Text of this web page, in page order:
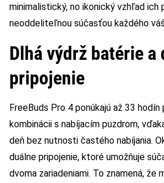
minimalistický, no ikonický vzhľad ich
neoddeliteľnou súčasťou každého
Dlhá výdrž batérie a
pripojenie
FreeBuds Pro 4 ponúkajú až 33 hodín
kombinácii s nabíjacím puzdrom,
deň bez nutnosti častého nabíjania.
duálne pripojenie, ktoré umožňuje
dvoma zariadeniami. To znamená, že